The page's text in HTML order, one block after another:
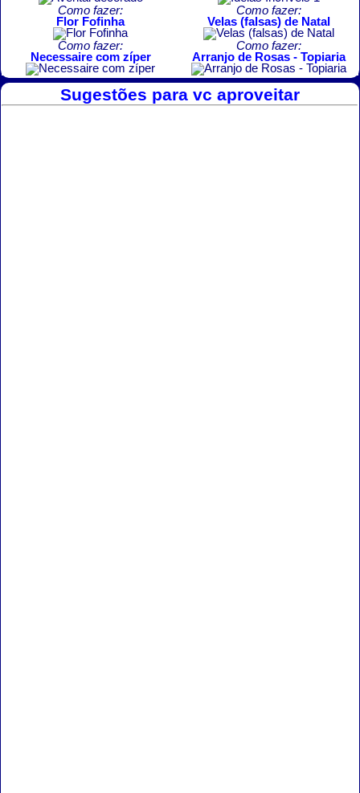
Como fazer:
Flor Fofinha
Como fazer:
Velas (falsas) de Natal
Como fazer:
Necessaire com zíper
Como fazer:
Arranjo de Rosas - Topiaria
Sugestões para vc aproveitar